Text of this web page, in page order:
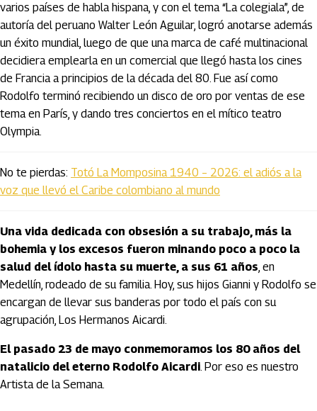
varios países de habla hispana, y con el tema “La colegiala”, de
autoría del peruano Walter León Aguilar, logró anotarse además
un éxito mundial, luego de que una marca de café multinacional
decidiera emplearla en un comercial que llegó hasta los cines
de Francia a principios de la década del 80. Fue así como
Rodolfo terminó recibiendo un disco de oro por ventas de ese
tema en París, y dando tres conciertos en el mítico teatro
Olympia.
No te pierdas: Totó La Momposina 1940 – 2026: el adiós a la
voz que llevó el Caribe colombiano al mundo
Una vida dedicada con obsesión a su trabajo, más la
bohemia y los excesos fueron minando poco a poco la
salud del ídolo hasta su muerte, a sus 61 años, en
Medellín, rodeado de su familia. Hoy, sus hijos Gianni y Rodolfo se
encargan de llevar sus banderas por todo el país con su
agrupación, Los Hermanos Aicardi.
El pasado 23 de mayo conmemoramos los 80 años del
natalicio del eterno Rodolfo Aicardi. Por eso es nuestro
Artista de la Semana.